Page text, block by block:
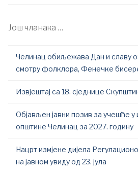
Још чланака …
Челинац обиљежава Дан и славу
смотру фолклора, Фенечке
Извјештај са 18. сједнице
Објављен јавни позив за учешће у
општине Челинац за 2027. годину
Нацрт измјене дијела
на јавном увиду од 23. јула